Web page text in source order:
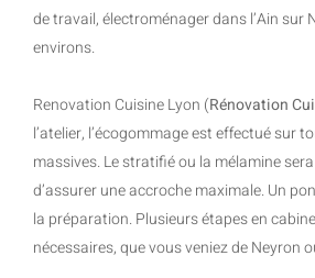
de travail, électroménager dans l’Ain sur
environs.
Renovation Cuisine Lyon (Rénovation
l’atelier, l’écogommage est effectué sur
massives. Le stratifié ou la mélamine
d’assurer une accroche maximale. Un
la préparation. Plusieurs étapes en
nécessaires, que vous veniez de Neyron